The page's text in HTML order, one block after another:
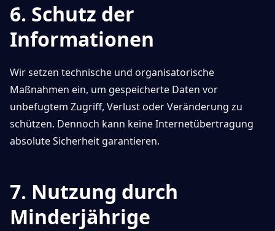
6. Schutz der
Informationen
Wir setzen technische und organisatorische
Maßnahmen ein, um gespeicherte Daten vor
unbefugtem Zugriff, Verlust oder Veränderung zu
schützen. Dennoch kann keine Internetübertragung
absolute Sicherheit garantieren.
7. Nutzung durch
Minderjährige